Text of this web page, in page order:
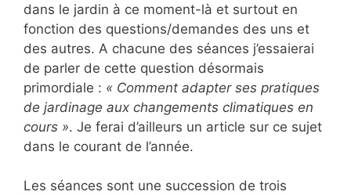
dans le jardin à ce moment-là et surtout en
fonction des questions/demandes des uns et
des autres. A chacune des séances j’essaierai
de parler de cette question désormais
primordiale : « Comment adapter ses pratiques
de jardinage aux changements climatiques en
cours ». Je ferai d’ailleurs un article sur ce sujet
dans le courant de l’année.
Les séances sont une succession de trois